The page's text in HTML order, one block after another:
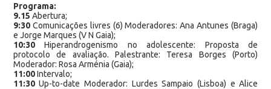
Programa:
9.15 Abertura;
9:30Comunicações livres (6) Moderadores: Ana Antunes (Braga)
e Jorge Marques (V N Gaia);
10:30Hiperandrogenismo no adolescente: Proposta de
protocolo de avaliação. Palestrante: Teresa Borges (Porto)
Moderador: Rosa Arménia (Gaia);
11:00Intervalo;
11:30Up-to-date Moderador: Lurdes Sampaio (Lisboa) e Alice